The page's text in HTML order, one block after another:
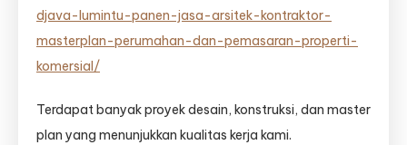
djava-lumintu-panen-jasa-arsitek-kontraktor-
masterplan-perumahan-dan-pemasaran-properti-
komersial/
Terdapat banyak proyek desain, konstruksi, dan master
plan yang menunjukkan kualitas kerja kami.